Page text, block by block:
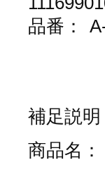
品番：
補足説明
商品名：